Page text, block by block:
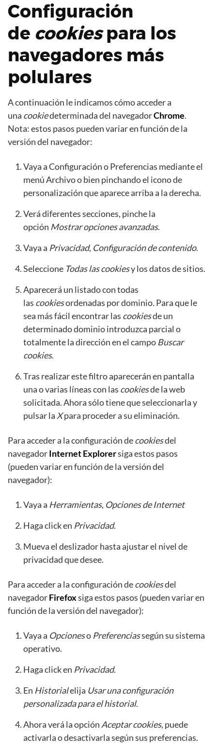
Configuración
de cookiespara los
navegadores más
polulares
A continuación le indicamos cómo acceder a
una cookiedeterminada del navegadorChrome.
Nota: estos pasos pueden variar en función de la
versión del navegador:
Vaya a Configuración o Preferencias mediante el
menú Archivo o bien pinchando el icono de
personalización que aparece arriba a la derecha.
Verá diferentes secciones, pinche la
opción Mostrar opciones avanzadas.
Vaya a Privacidad, Configuración de contenido.
Seleccione Todas lascookiesy los datos de sitios.
Aparecerá un listado con todas
las cookiesordenadas por dominio. Para que le
sea más fácil encontrar las cookiesde un
determinado dominio introduzca parcial o
totalmente la dirección en el campo Buscar
cookies.
Tras realizar este filtro aparecerán en pantalla
una o varias líneas con las cookiesde la web
solicitada. Ahora sólo tiene que seleccionarla y
pulsar la Xpara proceder a su eliminación.
Para acceder a la configuración decookiesdel
navegadorInternet Explorersiga estos pasos
(pueden variar en función de la versión del
navegador):
Vaya a Herramientas, Opciones de Internet
Haga click en Privacidad.
Mueva el deslizador hasta ajustar el nivel de
privacidad que desee.
Para acceder a la configuración decookiesdel
navegadorFirefoxsiga estos pasos (pueden variar en
función de la versión del navegador):
Vaya a Opcioneso Preferenciassegún su sistema
operativo.
Haga click en Privacidad.
En Historialelija Usar una configuración
personalizada para el historial.
Ahora verá la opción Aceptar cookies, puede
activarla o desactivarla según sus preferencias.